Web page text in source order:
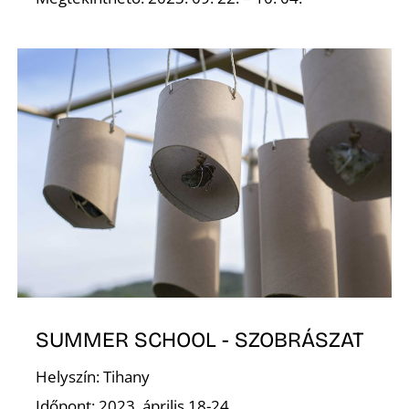
SUMMER SCHOOL - SZOBRÁSZAT
Helyszín: Tihany